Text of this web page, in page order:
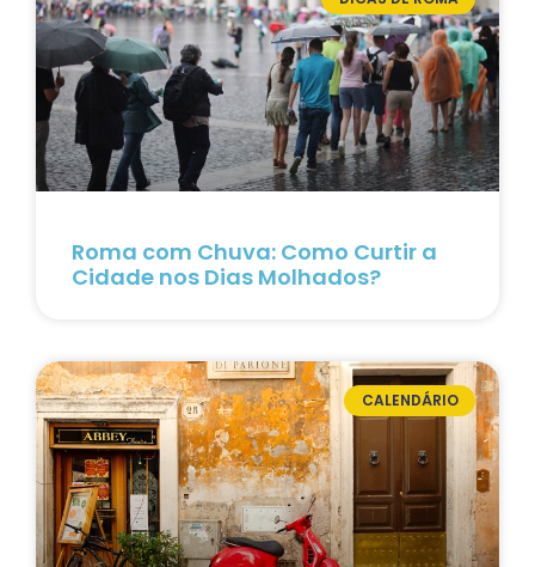
Roma com Chuva: Como Curtir a
Cidade nos Dias Molhados?
CALENDÁRIO